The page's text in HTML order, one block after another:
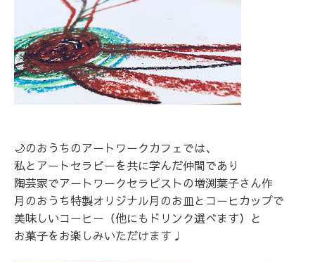
🌙のおうちのアートワークカフェでは、
私とアートセラピーを共に学んだ仲間であり
陶芸家でアートワークセラピストの増渕葉子さん作
月のおうち特製オリジナル月のお皿とコーヒカップで
美味しいコーヒー（他にもドリンク選べます）と
お菓子をお楽しみいただけます♩